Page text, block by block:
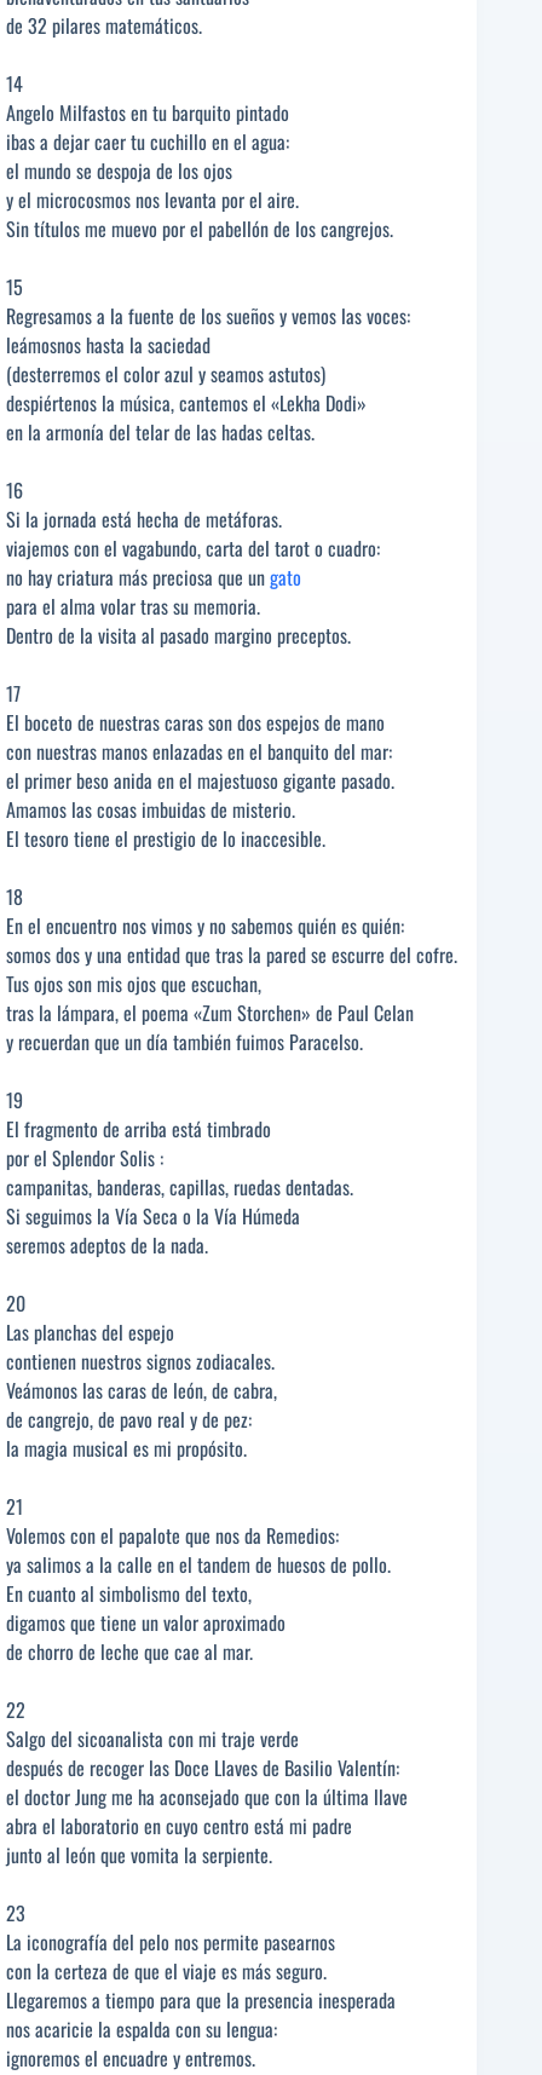
de 32 pilares matemáticos.
14
Angelo Milfastos en tu barquito pintado
ibas a dejar caer tu cuchillo en el agua:
el mundo se despoja de los ojos
y el microcosmos nos levanta por el aire.
Sin títulos me muevo por el pabellón de los cangrejos.
15
Regresamos a la fuente de los sueños y vemos las voces:
leámosnos hasta la saciedad
(desterremos el color azul y seamos astutos)
despiértenos la música, cantemos el «Lekha Dodi»
en la armonía del telar de las hadas celtas.
16
Si la jornada está hecha de metáforas.
viajemos con el vagabundo, carta del tarot o cuadro:
no hay criatura más preciosa que ungato
para el alma volar tras su memoria.
Dentro de la visita al pasado margino preceptos.
17
El boceto de nuestras caras son dos espejos de mano
con nuestras manos enlazadas en el banquito del mar:
el primer beso anida en el majestuoso gigante pasado.
Amamos las cosas imbuidas de misterio.
El tesoro tiene el prestigio de lo inaccesible.
18
En el encuentro nos vimos y no sabemos quién es quién:
somos dos y una entidad que tras la pared se escurre del cofre.
Tus ojos son mis ojos que escuchan,
tras la lámpara, el poema «Zum Storchen» de Paul Celan
y recuerdan que un día también fuimos Paracelso.
19
El fragmento de arriba está timbrado
por el Splendor Solis :
campanitas, banderas, capillas, ruedas dentadas.
Si seguimos la Vía Seca o la Vía Húmeda
seremos adeptos de la nada.
20
Las planchas del espejo
contienen nuestros signos zodiacales.
Veámonos las caras de león, de cabra,
de cangrejo, de pavo real y de pez:
la magia musical es mi propósito.
21
Volemos con el papalote que nos da Remedios:
ya salimos a la calle en el tandem de huesos de pollo.
En cuanto al simbolismo del texto,
digamos que tiene un valor aproximado
de chorro de leche que cae al mar.
22
Salgo del sicoanalista con mi traje verde
después de recoger las Doce Llaves de Basilio Valentín:
el doctor Jung me ha aconsejado que con la última llave
abra el laboratorio en cuyo centro está mi padre
junto al león que vomita la serpiente.
23
La iconografía del pelo nos permite pasearnos
con la certeza de que el viaje es más seguro.
Llegaremos a tiempo para que la presencia inesperada
nos acaricie la espalda con su lengua:
ignoremos el encuadre y entremos.